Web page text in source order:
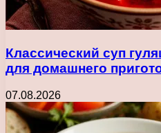
Классический суп
для домашнего
07.08.2026